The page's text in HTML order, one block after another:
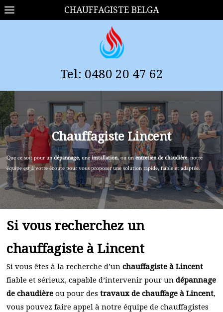
CHAUFFAGISTE BELGA
Tel: 0480 20 47 62
ChauffagisteLincent
Que ce soit pour un dépannage, uneinstallation, ou unentretien de chaudière, notre
équipe est à votre écoute pour vous proposer une solution rapide, fiable et adaptée.
Si vous recherchez un
chauffagiste à Lincent
Si vous êtes à la recherche d’un chauffagiste à Lincent
fiable et sérieux, capable d’intervenir pour un dépannage
de chaudière ou pour des travaux de chauffage à Lincent,
vous pouvez faire appel à notre équipe de chauffagistes